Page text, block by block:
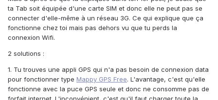
ta Tab soit équipée d'une carte SIM et donc elle ne peut pas se
connecter d'elle-même à un réseau 3G. Ce qui explique que ça
fonctionne chez toi mais pas dehors vu que tu perds la
connexion Wifi.
2 solutions :
1. Tu trouves une appli GPS qui n'a pas besoin de connexion data
pour fonctionner type Mappy GPS Free. L'avantage, c'est qu'elle
fonctionne avec la puce GPS seule et donc ne consomme pas de